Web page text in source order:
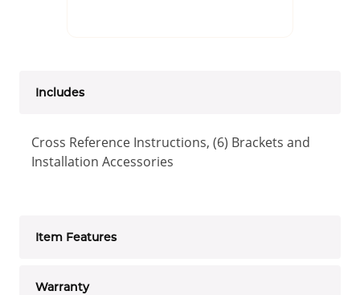
Includes
Cross Reference Instructions, (6) Brackets and
Installation Accessories
Item Features
Warranty